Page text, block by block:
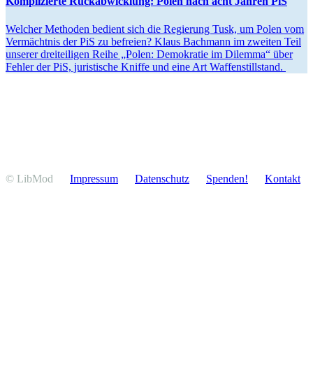
Welcher Methoden bedient sich die Regierung Tusk, um Polen vom
Vermächtnis der PiS zu befreien? Klaus Bachmann im zweiten Teil
unserer dreitei­ligen Reihe „Polen: Demokratie im Dilemma“ über
Fehler der PiS, juris­tische Kniffe und eine Art Waffenstillstand.
© LibMod Impressum Daten­schutz Spenden! Kontakt